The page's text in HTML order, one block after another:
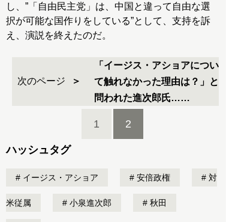
し、”「自由民主党」は、中国と違って自由な選
択が可能な国作りをしている”として、支持を訴
え、演説を終えたのだ。
次のページ
「イージス・アショアについ
て触れなかった理由は？」と
問われた進次郎氏……
1 2
ハッシュタグ
イージス・アショア 安倍政権 対
米従属 小泉進次郎 秋田